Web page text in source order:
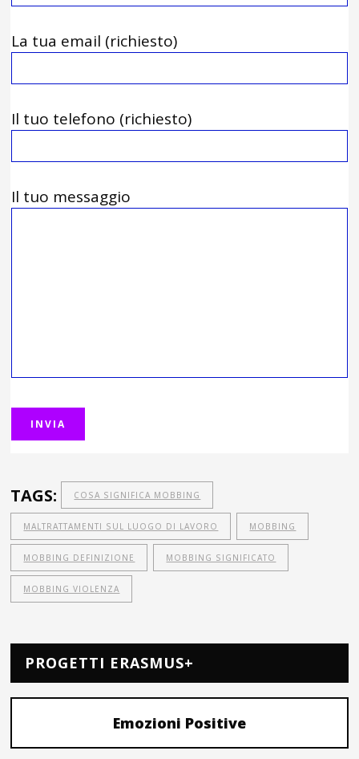
La tua email (richiesto)
Il tuo telefono (richiesto)
Il tuo messaggio
TAGS: COSA SIGNIFICA MOBBING
MALTRATTAMENTI SUL LUOGO DI LAVORO MOBBING
MOBBING DEFINIZIONE MOBBING SIGNIFICATO
MOBBING VIOLENZA
PROGETTI ERASMUS+
Emozioni Positive